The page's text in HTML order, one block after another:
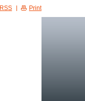
RSS Print